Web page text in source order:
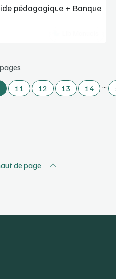
pédagogique + Banque
11 12 13 14 …
de page